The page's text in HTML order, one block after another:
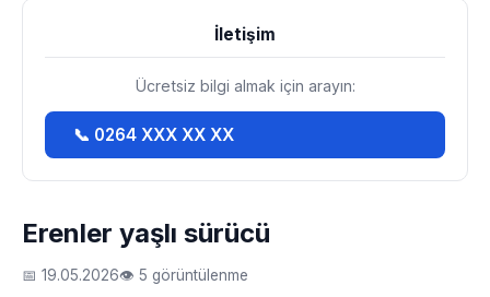
Erenler yaşlı sürücü
📅 19.05.2026👁 5 görüntülenme
İletişim
Ücretsiz bilgi almak için arayın:
📞 0264 XXX XX XX